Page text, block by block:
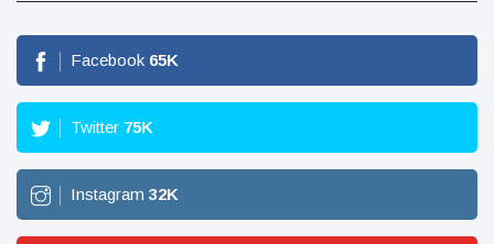
Facebook 65K
Twitter 75K
Instagram 32K